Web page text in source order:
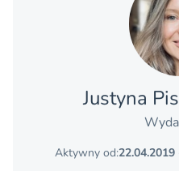
Justyna
Aktywny od:22.04.2019